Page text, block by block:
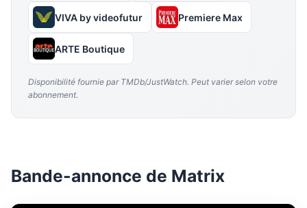
VIVA by videofutur Premiere Max
ARTE Boutique
Disponibilité fournie par TMDb/JustWatch. Peut varier selon votre
abonnement.
Bande-annonce de Matrix